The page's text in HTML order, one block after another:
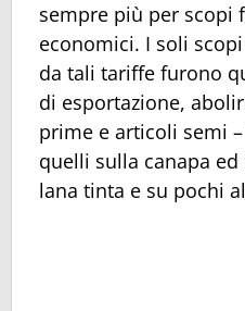
sempre più per scopi
economici. I soli
da tali tariffe furono
di esportazione,
prime e articoli semi
quelli sulla canapa
lana tinta e su pochi